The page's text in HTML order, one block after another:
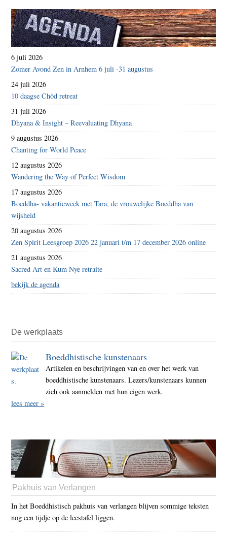
6 juli 2026
Zomer Avond Zen in Arnhem 6 juli -31 augustus
24 juli 2026
10 daagse Chöd retreat
31 juli 2026
Dhyana & Insight – Reevaluating Dhyana
9 augustus 2026
Chanting for World Peace
12 augustus 2026
Wandering the Way of Perfect Wisdom
17 augustus 2026
Boeddha- vakantieweek met Tara, de vrouwelijke Boeddha van
wijsheid
20 augustus 2026
Zen Spirit Leesgroep 2026 22 januari t/m 17 december 2026 online
21 augustus 2026
Sacred Art en Kum Nye retraite
bekijk de agenda
De werkplaats
Boeddhistische kunstenaars
Artikelen en beschrijvingen van en over het werk van
boeddhistische kunstenaars. Lezers/kunstenaars kunnen
zich ook aanmelden met hun eigen werk.
lees meer »
Pakhuis van Verlangen
In het Boeddhistisch pakhuis van verlangen blijven sommige teksten
nog een tijdje op de leestafel liggen.